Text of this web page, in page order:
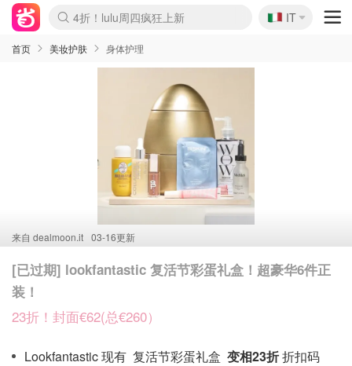
Boticinal 夏促开抢！
4折！lulu周四疯狂上新
速领！Stanley独家85折
Zalando 奥莱闪促！每日更新
🇮🇹
IT
首页 美妆护肤 身体护理
来自 dealmoon.it 03-16更新
[已过期] lookfantastic 复活节彩蛋礼盒！超豪华6件正
装！
23折！封面€62(总€260）
Lookfantastic 现有 复活节彩蛋礼盒 变相23折折扣码